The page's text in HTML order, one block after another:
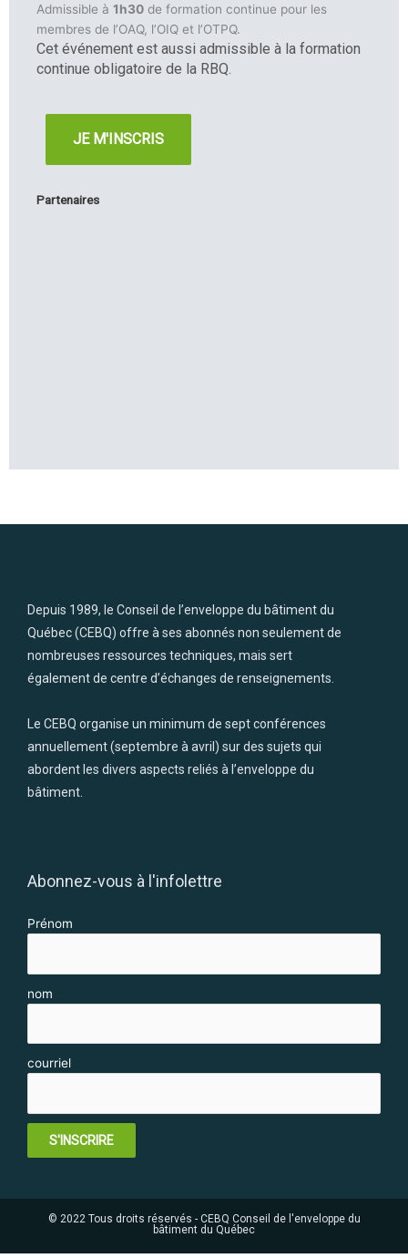
Admissible à 1h30 de formation continue pour les
membres de l’OAQ, l’OIQ et l’OTPQ.
Cet événement est aussi admissible à la formation
continue obligatoire de la RBQ.
JE M'INSCRIS
Partenaires
Depuis 1989, le Conseil de l’enveloppe du bâtiment du
Québec (CEBQ) offre à ses abonnés non seulement de
nombreuses ressources techniques, mais sert
également de centre d’échanges de renseignements.
Le CEBQ organise un minimum de sept conférences
annuellement (septembre à avril) sur des sujets qui
abordent les divers aspects reliés à l’enveloppe du
bâtiment.
Abonnez-vous à l'infolettre
Prénom
nom
courriel
S'INSCRIRE
© 2022 Tous droits réservés - CEBQ Conseil de l'enveloppe du
bâtiment du Québec